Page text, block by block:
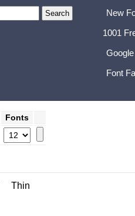
New
1001
Font
Fonts
Thin